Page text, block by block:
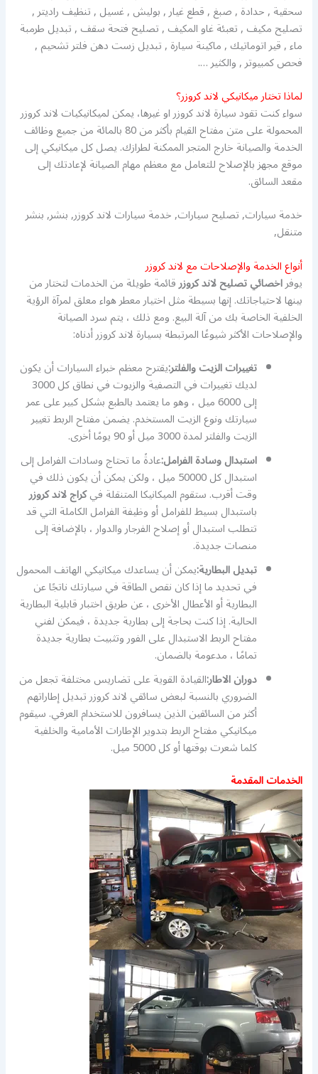
سحقية , حدادة , صبغ , قطع غيار , بوليش , غسيل , تنظيف راديتر ,
تصليح مكيف , تعبئة غاو المكيف , تصليح فتحة سقف , تبديل طرمبة
ماء , قير اتوماتيك , ماكينة سيارة , تبديل زست دهن فلتر تشحيم ,
فحص كمبيوتر , والكثير ….
لماذا تختار ميكانيكي لاند كروزر؟
سواء كنت تقود سيارة لاند كروزر او غيرها، يمكن لميكانيكيات لاند كروزر
المحمولة على متن مفتاح القيام بأكثر من 80 بالمائة من جميع وظائف
الخدمة والصيانة خارج المتجر الممكنة لطرازك. يصل كل ميكانيكي إلى
موقع مجهز بالإصلاح للتعامل مع معظم مهام الصيانة لإعادتك إلى
مقعد السائق.
خدمة سيارات, تصليح سيارات, خدمة سيارات لاند كروزر, بنشر, بنشر
متنقل,
أنواع الخدمة والإصلاحات مع لاند كروزر
يوفراخصائي تصليح لاند كروزرقائمة طويلة من الخدمات لتختار من
بينها لاحتياجاتك. إنها بسيطة مثل اختيار معطر هواء معلق لمرآة الرؤية
الخلفية الخاصة بك من آلة البيع. ومع ذلك ، يتم سرد الصيانة
والإصلاحات الأكثر شيوعًا المرتبطة بسيارة لاند كروزر أدناه:
تغييرات الزيت والفلتر:يقترح معظم خبراء السيارات أن يكون
لديك تغييرات في التصفية والزيوت في نطاق كل 3000
إلى 6000 ميل ، وهو ما يعتمد بالطبع بشكل كبير على عمر
سيارتك ونوع الزيت المستخدم. يضمن مفتاح الربط تغيير
الزيت والفلتر لمدة 3000 ميل أو 90 يومًا أخرى.
استبدال وسادة الفرامل:عادةً ما تحتاج وسادات الفرامل إلى
استبدال كل 50000 ميل ، ولكن يمكن أن يكون ذلك في
وقت أقرب. ستقوم الميكانيكا المتنقلة فيكراج لاند كروزر
باستبدال بسيط للفرامل أو وظيفة الفرامل الكاملة التي قد
تتطلب استبدال أو إصلاح الفرجار والدوار ، بالإضافة إلى
منصات جديدة.
تبديل البطارية:يمكن أن يساعدك ميكانيكي الهاتف المحمول
في تحديد ما إذا كان نقص الطاقة في سيارتك ناتجًا عن
البطارية أو الأعطال الأخرى ، عن طريق اختبار قابلية البطارية
الحالية. إذا كنت بحاجة إلى بطارية جديدة ، فيمكن لفني
مفتاح الربط الاستبدال على الفور وتثبيت بطارية جديدة
تمامًا ، مدعومة بالضمان.
دوران الاطار:القيادة القوية على تضاريس مختلفة تجعل من
الضروري بالنسبة لبعض سائقي لاند كروزر تبديل إطاراتهم
أكثر من السائقين الذين يسافرون للاستخدام العرفي. سيقوم
ميكانيكي مفتاح الربط بتدوير الإطارات الأمامية والخلفية
كلما شعرت بوقتها أو كل 5000 ميل.
الخدمات المقدمة